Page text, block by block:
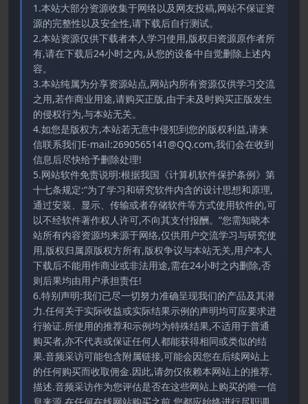
1.本站大部分资源收集于网络以及网友投稿,网站不保证资
源的完整性以及安全性,请下载后自行测试。
2.本站资源仅供下载者本人学习使用,版权归资源原作者所
有,请在下载后24小时之内,从您的设备中自觉删除上述内
容。
3.本站纯属为分享资源站点,网站内所有资源仅供学习交流
之用,若作商业用途,请购买正版,由于未及时购买正版发生
的侵权行为,与本站无关。
4.如您是版权方,本站若无意中侵犯到您的版权利益,请来
信联系我们E-mail:2690565141@QQ.com,我们会在收到
信息后尽快给予删除处理!
5.网站软件免责说明:根据我国《计算机软件保护条例》第
十七条规定:“为了学习和研究软件内含的设计思想和原理,
通过安装、显示、传输或者存储软件等方式使用软件的,可
以不经软件著作权人许可,不向其支付报酬。”您需知晓本
站所有内容资源均来源于网络,仅供用户交流学习与研究使
用,版权归属原版权方所有,版权争议与本站无关,用户本人
下载后不能用作商业或非法用途,需在24小时之内删除,否
则后果均由用户承担责任!
6.特别声明:我们已尽一切努力准确呈现我们的产品及其潜
力.任何关于实际收益或实际结果示例的声明均可应要求进
行验证.所使用的推荐和示例均为特殊结果,不适用于普通
购买者,亦不代表或保证任何人都能获得相同或类似的结
果.音频采访可能包含附属链接,可能会因您在后续网站上
的任何购买而收取佣金.因此,请勿仅依赖本网站上的推荐.
描述.音频采访作为您评估是否在这些网站上购买的唯一信